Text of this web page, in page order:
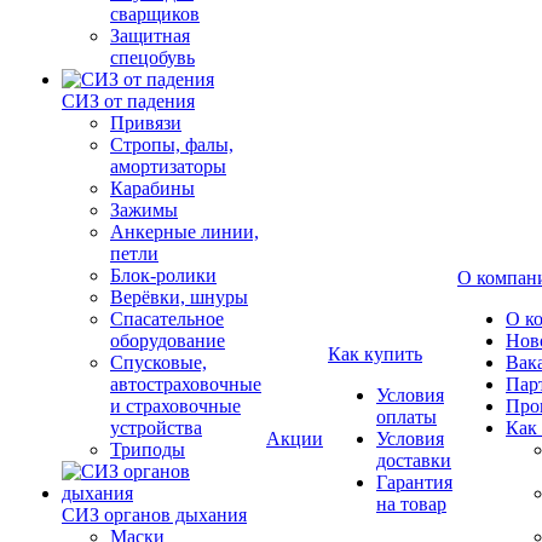
сварщиков
Защитная
спецобувь
СИЗ от падения
Привязи
Стропы, фалы,
амортизаторы
Карабины
Зажимы
Анкерные линии,
петли
Блок-ролики
Верёвки, шнуры
Спасательное
оборудование
Спусковые,
автостраховочные
и страховочные
устройства
Триподы
СИЗ органов дыхания
Маски
Акции
Как купить
Условия
оплаты
Условия
доставки
Гарантия
на товар
О
О
Как